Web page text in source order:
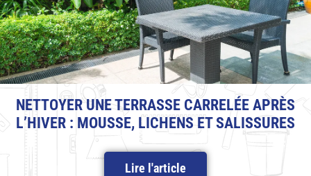
NETTOYER UNE TERRASSE CARRELÉE APRÈS
L’HIVER : MOUSSE, LICHENS ET SALISSURES
Lire l'article